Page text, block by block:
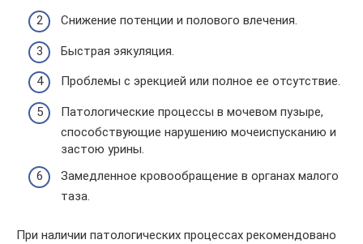
Снижение потенции и полового влечения.
Быстрая эякуляция.
Проблемы с эрекцией или полное ее отсутствие.
Патологические процессы в мочевом пузыре,
способствующие нарушению мочеиспусканию и
застою урины.
Замедленное кровообращение в органах малого
таза.
При наличии патологических процессах рекомендовано